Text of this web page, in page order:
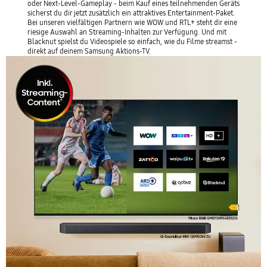
Universal Guide
Alexa-Unterstützung: integriert und kompatibel
Auto Game Mode (ALLM)
Game-Hub
Gehäuse: Metal Stream Design, 3-seitig
rahmenlos, Slim Look
VESA Wandhalterungsnorm: 200 x 200 mm
Anschlüsse & Verbindugnen
3 x HDMI, USB, CI+-Slot, Antenneneingang
LAN, WIFI 5 (802.11ac), Bluetooth
Maße
ca. 111,1 x 69,5 x 19,9 cm (mit Fuß)
Gewicht
oder Next-Level-Gameplay - beim Kauf eines teilnehmenden Geräts
sicherst du dir jetzt zusätzlich ein attraktives Entertainment-Paket.
Bei unseren vielfältigen Partnern wie WOW und RTL+ steht dir eine
riesige Auswahl an Streaming-Inhalten zur Verfügung. Und mit
Blacknut spielst du Videospiele so einfach, wie du Filme streamst -
direkt auf deinem Samsung Aktions-TV.